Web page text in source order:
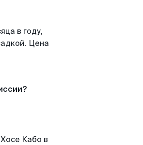
в году,
Цена
Кабо в